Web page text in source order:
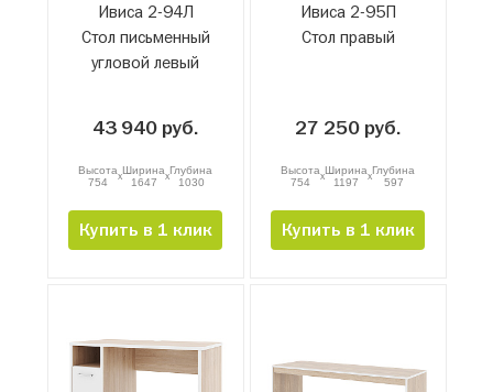
Ивиса 2-94Л
Стол письменный
угловой левый
43 940 руб.
Высота
754
xШирина
1647
xГлубина
1030
Купить в 1 клик
Ивиса 2-95П
Стол правый
27 250 руб.
Высота
754
xШирина
1197
xГлубина
597
Купить в 1 клик